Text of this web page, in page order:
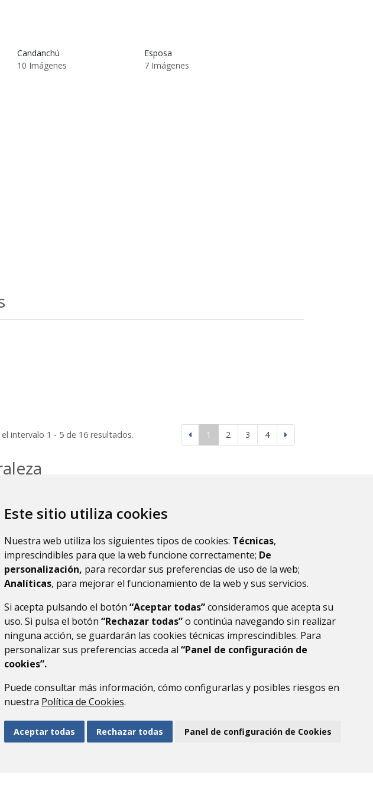
Este sitio utiliza cookies
Nuestra web utiliza los siguientes tipos de cookies: Técnicas,
imprescindibles para que la web funcione correctamente; De
personalización, para recordar sus preferencias de uso de la web;
Analíticas, para mejorar el funcionamiento de la web y sus servicios.
Si acepta pulsando el botón “Aceptar todas”consideramos que acepta su
uso. Si pulsa el botón “Rechazar todas”o continúa navegando sin realizar
ninguna acción, se guardarán las cookies técnicas imprescindibles. Para
personalizar sus preferencias acceda al “Panel de configuración de
cookies”.
Puede consultar más información, cómo configurarlas y posibles riesgos en
nuestra Política de Cookies.
Aceptar todas Rechazar todas Panel de configuración de Cookies
Candanchú
10 Imágenes
Esposa
7 Imágenes
intervalo 1 - 5 de 16 resultados. 1 2 3 4
AVISO LEGAL PROTECCIÓN DE DATOS